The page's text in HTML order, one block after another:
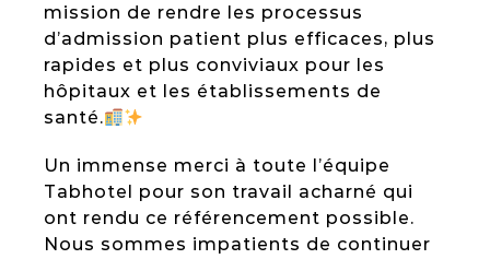
mission de rendre les processus
d’admission patient plus efficaces, plus
rapides et plus conviviaux pour les
hôpitaux et les établissements de
santé.
Un immense merci à toute l’équipe
Tabhotel pour son travail acharné qui
ont rendu ce référencement possible.
Nous sommes impatients de continuer